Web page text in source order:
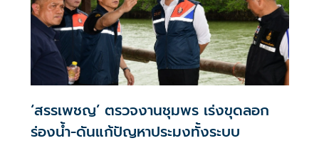
‘สรรเพชญ’ ตรวจงานชุมพร เร่งขุดลอก
ร่องน้ำ-ดันแก้ปัญหาประมงทั้งระบบ